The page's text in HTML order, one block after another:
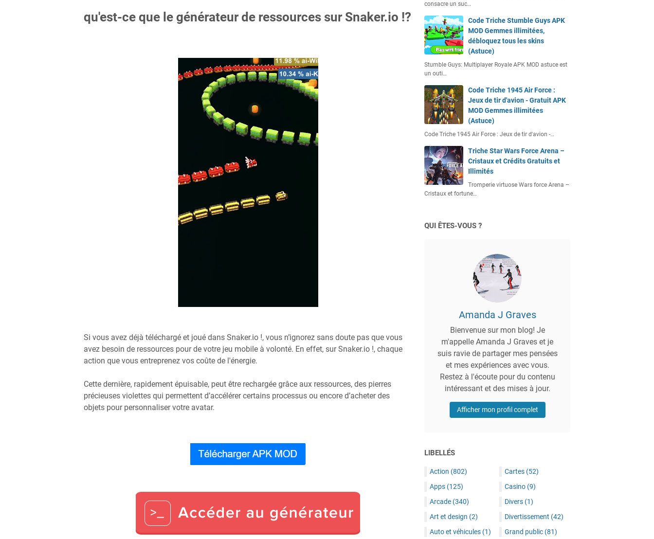
qu'est-ce que le générateur de ressources sur Snaker.io !?
Si vous avez déjà téléchargé et joué dans Snaker.io !, vous n’ignorez sans doute pas que vous
avez besoin de ressources pour de votre jeu mobile à volonté. En effet, sur Snaker.io !, chaque
action que vous entreprenez vos coûte de l'énergie.
Cette dernière, rapidement épuisable, peut être rechargée grâce aux ressources, des pierres
précieuses violettes qui permettent d’accélérer certains processus ou encore d’acheter des
objets pour personnaliser votre avatar.
consacre un suc…
Code Triche Stumble Guys APK
MOD Gemmes illimitées,
débloquez tous les skins
(Astuce)
Stumble Guys: Multiplayer Royale APK MOD astuce est
un outi…
Code Triche 1945 Air Force :
Jeux de tir d'avion - Gratuit APK
MOD Gemmes illimitées
(Astuce)
Code Triche 1945 Air Force : Jeux de tir d'avion -…
Triche Star Wars Force Arena –
Cristaux et Crédits Gratuits et
Illimités
Tromperie virtuose Wars force Arena –
Cristaux et fortune…
QUI ÊTES-VOUS ?
Amanda J Graves
Bienvenue sur mon blog! Je
m'appelle Amanda J Graves et je
suis ravie de partager mes pensées
et mes expériences avec vous.
Restez à l'écoute pour du contenu
intéressant et des mises à jour.
Afficher mon profil complet
LIBELLÉS
Action (802)
Apps (125)
Arcade (340)
Art et design (2)
Auto et véhicules (1)
Cartes (52)
Casino (9)
Divers (1)
Divertissement (42)
Grand public (81)